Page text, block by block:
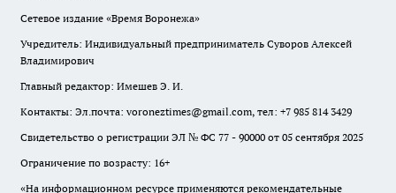
Сетевое издание «Время Воронежа»
Учредитель: Индивидуальный предприниматель Суворов Алексей
Владимирович
Главный редактор: Имешев Э. И.
Контакты: Эл.почта: voroneztimes@gmail.com, тел: +7 985 814 3429
Свидетельство о регистрации ЭЛ № ФС 77 - 90000 от 05 сентября 2025
Ограничение по возрасту: 16+
«На информационном ресурсе применяются рекомендательные